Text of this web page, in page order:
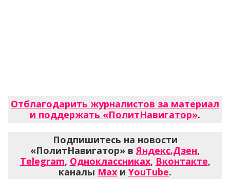
Отблагодарить журналистов за материал
и поддержать «ПолитНавигатор».
Подпишитесь на новости
«ПолитНавигатор» вЯндекс.Дзен,
Telegram, Одноклассниках, Вконтакте,
каналы Max и YouTube.